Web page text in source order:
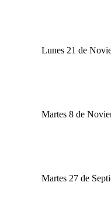
Lunes 21 de
Martes 8 de
Martes 27 de